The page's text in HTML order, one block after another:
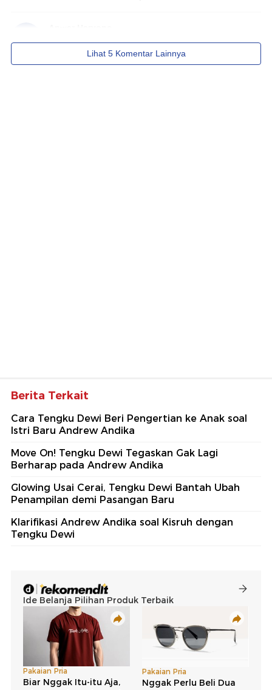
Berita Terkait
Cara Tengku Dewi Beri Pengertian ke Anak soal
Istri Baru Andrew Andika
Move On! Tengku Dewi Tegaskan Gak Lagi
Berharap pada Andrew Andika
Glowing Usai Cerai, Tengku Dewi Bantah Ubah
Penampilan demi Pasangan Baru
Klarifikasi Andrew Andika soal Kisruh dengan
Tengku Dewi